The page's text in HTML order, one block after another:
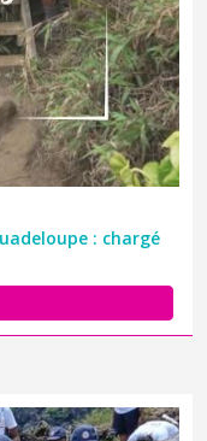
: chargé
accompagnés